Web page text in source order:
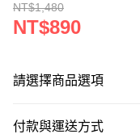
NT$1,480
NT$890
請選擇商品選項
付款與運送方式